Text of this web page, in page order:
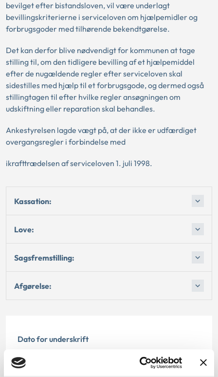
bevilget efter bistandsloven, vil være underlagt
bevillingskriterierne i serviceloven om hjælpemidler og
forbrugsgoder med tilhørende bekendtgørelse.
Det kan derfor blive nødvendigt for kommunen at tage
stilling til, om den tidligere bevilling af et hjælpemiddel
efter de nugældende regler efter serviceloven skal
sidestilles med hjælp til et forbrugsgode, og dermed også
stillingtagen til efter hvilke regler ansøgningen om
udskiftning eller reparation skal behandles.
Ankestyrelsen lagde vægt på, at der ikke er udfærdiget
overgangsregler i forbindelse med
ikrafttrædelsen af serviceloven 1. juli 1998.
Kassation:
Love:
Sagsfremstilling:
Afgørelse:
Dato for underskrift
07.01.2003